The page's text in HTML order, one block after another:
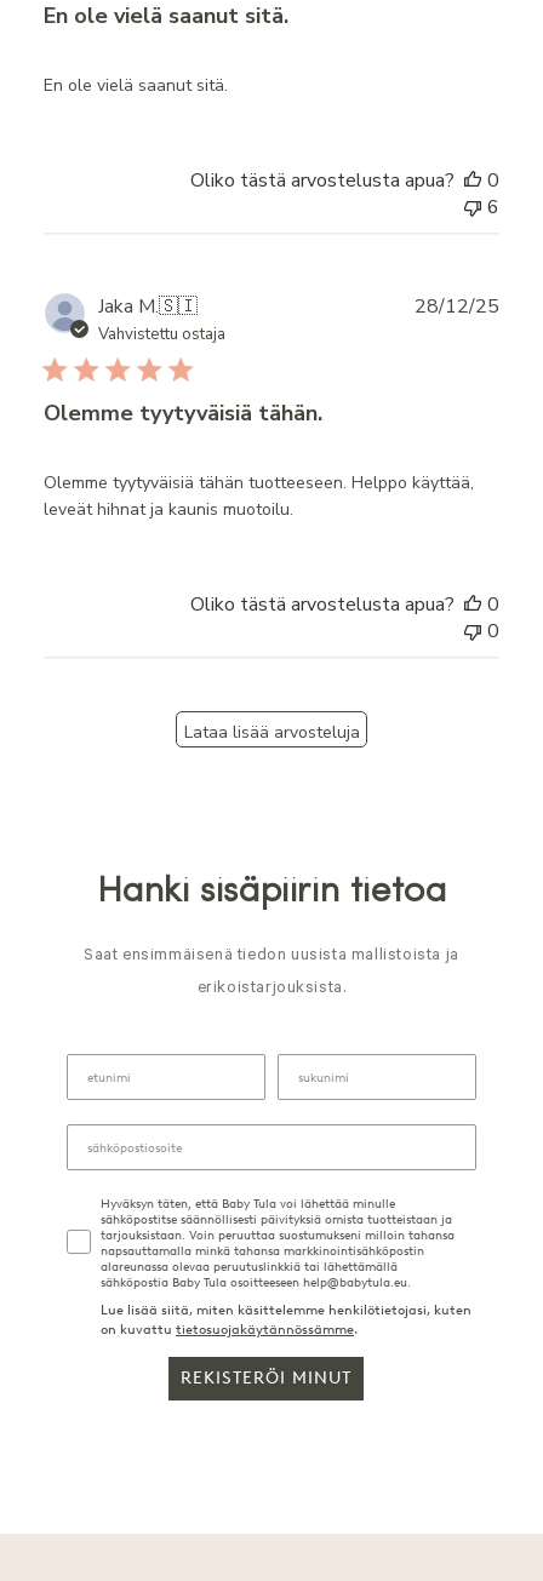
En ole vielä saanut sitä.
En ole vielä saanut sitä.
Oliko tästä arvostelusta apua?
0
6
Jaka M.🇸🇮
Vahvistettu ostaja
Olemme tyytyväisiä tähän.
Olemme tyytyväisiä tähän tuotteeseen. Helppo käyttää,
leveät hihnat ja kaunis muotoilu.
28/12/25
Oliko tästä arvostelusta apua?
0
0
Lataa lisää arvosteluja
Hanki sisäpiirin tietoa
Saat ensimmäisenä tiedon uusista mallistoista ja
erikoistarjouksista.
Hyväksyn täten, että Baby Tula voi lähettää minulle
sähköpostitse säännöllisesti päivityksiä omista tuotteistaan ja
tarjouksistaan. Voin peruuttaa suostumukseni milloin tahansa
napsauttamalla minkä tahansa markkinointisähköpostin
alareunassa olevaa peruutuslinkkiä tai lähettämällä
sähköpostia Baby Tula osoitteeseen help@babytula.eu.
Lue lisää siitä, miten käsittelemme henkilötietojasi, kuten
on kuvattu tietosuojakäytännössämme.
REKISTERÖI MINUT